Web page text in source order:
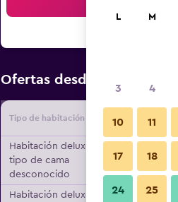
Ofertas desde Oferta
Tipo de habitación
Habitación deluxe,
tipo de cama
desconocido
Habitación deluxe,
L M
3 4
10 11
17 18
24 25